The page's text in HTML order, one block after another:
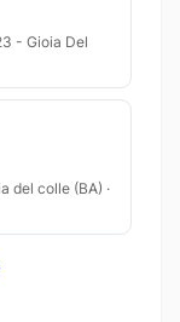
- Gioia Del
del colle (BA) ·